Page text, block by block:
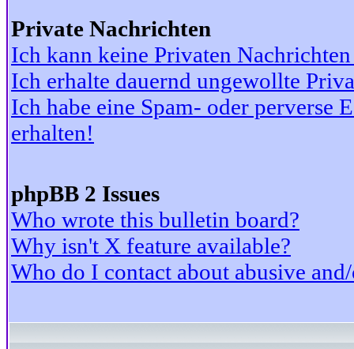
Private Nachrichten
Ich kann keine Privaten
Ich erhalte dauernd ungewollte
Ich habe eine Spam- oder perverse
erhalten!
phpBB 2 Issues
Who wrote this bulletin board?
Why isn't X feature available?
Who do I contact about abusive